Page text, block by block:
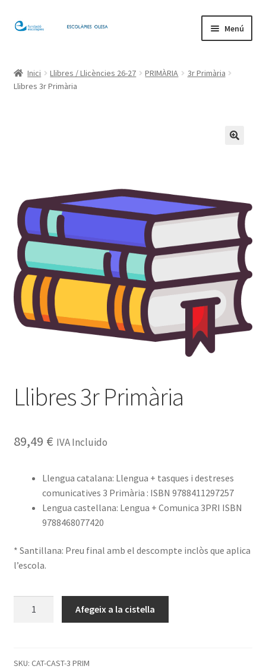
Salta
Vés
Menú
El meu compte
Inici Llibres / Llicències 26-27 PRIMÀRIA
3r Primària
Llibres 3r Primària
Llibres 3r Primària
89,49 € IVA Incluido
Llengua catalana: Llengua + tasques i destreses
comunicatives 3 Primària : ISBN 9788411297257
Lengua castellana: Lengua + Comunica 3PRI ISBN
9788468077420
* Santillana: Preu final amb el descompte inclòs que aplica
l’escola.
Primària
Afegeix a la cistella
SKU: CAT-CAST-3 PRIM